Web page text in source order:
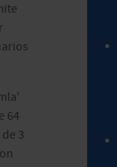
64
3